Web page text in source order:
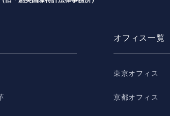
オフィス一覧
東京オフィス
京都オフィス